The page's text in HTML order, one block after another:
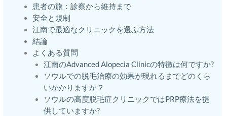
患者の旅：診察から維持まで
安全と規制
江南で最適なクリニックを選ぶ方法
結論
よくある質問
江南のAdvanced Alopecia Clinicの特徴は何ですか?
ソウルでの脱毛治療の効果が現れるまでどのくら
いかかりますか？
ソウルの高度脱毛症クリニックではPRP療法を提
供していますか?